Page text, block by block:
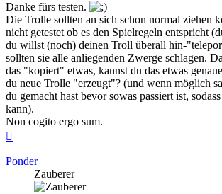
Danke fürs testen.
Die Trolle sollten an sich schon normal ziehen
nicht getestet ob es den Spielregeln entspricht
du willst (noch) deinen Troll überall hin-
sollten sie alle anliegenden Zwerge schlagen.
das "kopiert" etwas, kannst du das etwas
du neue Trolle "erzeugt"? (und wenn möglich
du gemacht hast bevor sowas passiert ist,
kann).
Non cogito ergo sum.
Ponder
Zauberer